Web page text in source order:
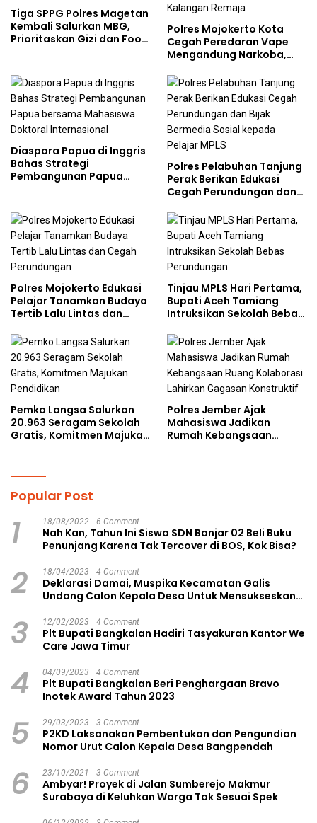
Tiga SPPG Polres Magetan
Kembali Salurkan MBG,
Prioritaskan Gizi dan Food
Polres Mojokerto Kota
Cegah Peredaran Vape
Mengandung Narkoba,
Kalangan Remaja
Diaspora Papua di Inggris
Bahas Strategi
Pembangunan Papua
Polres Pelabuhan Tanjung
Perak Berikan Edukasi
Cegah Perundungan dan
kepada Pelajar MPLS
Polres Mojokerto Edukasi
Pelajar Tanamkan Budaya
Tertib Lalu Lintas dan
Tinjau MPLS Hari Pertama,
Bupati Aceh Tamiang
Intruksikan Sekolah Bebas
Pemko Langsa Salurkan
20.963 Seragam Sekolah
Gratis, Komitmen Majukan
Polres Jember Ajak
Mahasiswa Jadikan
Rumah Kebangsaan
Popular Post
1 18/08/2022 6 Comment
Nah Kan, Tahun Ini Siswa SDN Banjar 02 Beli Buku
Penunjang Karena Tak Tercover di BOS, Kok Bisa?
2 18/04/2023 4 Comment
Deklarasi Damai, Muspika Kecamatan Galis
Undang Calon Kepala Desa Untuk Mensukseskan
3 12/02/2023 4 Comment
Plt Bupati Bangkalan Hadiri Tasyakuran Kantor We
Care Jawa Timur
4 04/09/2023 4 Comment
Plt Bupati Bangkalan Beri Penghargaan Bravo
Inotek Award Tahun 2023
5 29/03/2023 3 Comment
P2KD Laksanakan Pembentukan dan Pengundian
Nomor Urut Calon Kepala Desa Bangpendah
6 23/10/2021 3 Comment
Ambyar! Proyek di Jalan Sumberejo Makmur
Surabaya di Keluhkan Warga Tak Sesuai Spek